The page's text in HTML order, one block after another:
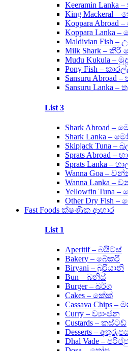
Keeramin Lanka
King Mackeral –
Koppara
Koppara Lanka
Maldivian Fish
Milk Shark – කිරි
Mudu Kukula –
Pony Fish –
Sansuru Abroad
Sansuru Lanka –
List 3
Shark Abroad –
Shark Lanka –
Skipjack Tuna –
Sprats Abroad –
Sprats Lanka –
Wanna Goa –
Wanna Lanka –
Yellowfin Tuna
Other Dry Fish
Fast Foods ක්ෂණික ආහාර
List 1
Aperitif – බයිට්ස්
Bakery – බේකරි
Biryani – බුරියානි
Bun – බනිස්
Burger – බර්ග
Cakes – කේක්
Cassava Chips
Curry – ව්‍යාංජන
Custards – කස්ටඩ්
Desserts –
Dhal Vade –